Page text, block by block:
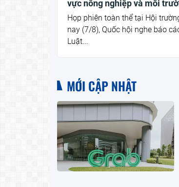
vực nông nghiệp và môi
Họp phiên toàn thể tại Hội
nay (7/8), Quốc hội nghe báo
Luật...
MỚI CẬP NHẬT